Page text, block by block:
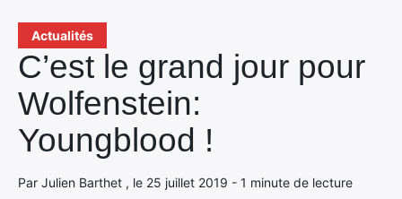
Actualités
C’est le grand jour pour
Wolfenstein:
Youngblood !
Par Julien Barthet , le 25 juillet 2019 - 1 minute de lecture